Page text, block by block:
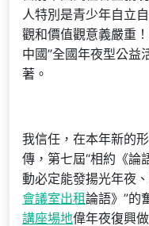
人特別是青少年自立
觀和價值觀意義嚴重
中國”全國年夜型公益
著。
我信任，在本年新的
傳，第七屆“相約《論
動必定能發揚光年夜
會議室出租論語》”的
講座場地偉年夜復興